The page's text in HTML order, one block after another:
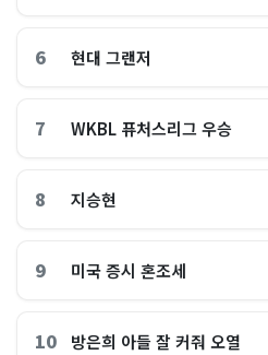
6 현대 그랜저
7 WKBL 퓨처스리그 우승
8 지승현
9 미국 증시 혼조세
10 방은희 아들 잘 커줘 오열